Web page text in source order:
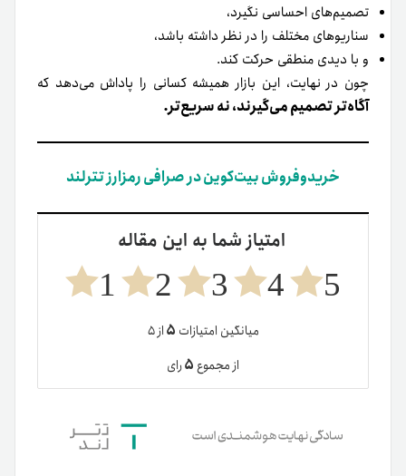
تصمیم‌های احساسی نگیرد،
سناریوهای مختلف را در نظر داشته باشد،
و با دیدی منطقی حرکت کند.
چون در نهایت، این بازار همیشه کسانی را پاداش می‌دهد که
آگاه‌تر تصمیم می‌گیرند، نه سریع‌تر.
خریدوفروش بیت‌کوین در صرافی رمزارز تترلند
امتیاز شما به این مقاله
5
4
3
2
1
میانگین امتیازات ۵از ۵
از مجموع۵رای